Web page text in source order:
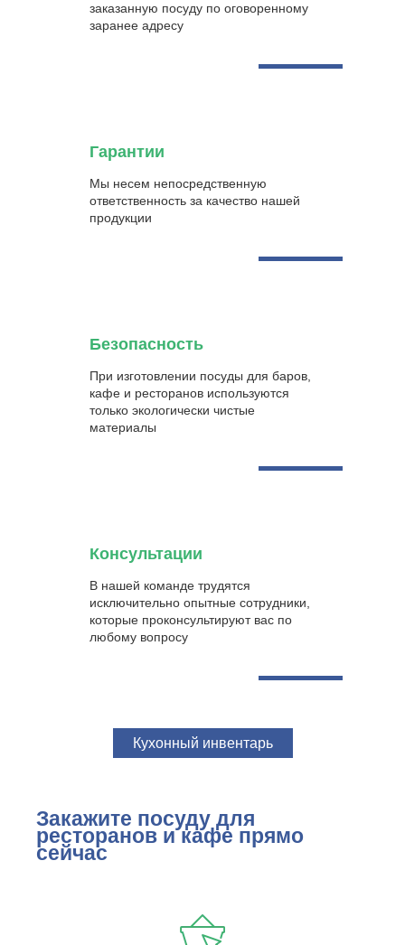
заказанную посуду по оговоренному
заранее адресу
Гарантии
Мы несем непосредственную
ответственность за качество нашей
продукции
Безопасность
При изготовлении посуды для баров,
кафе и ресторанов используются
только экологически чистые
материалы
Консультации
В нашей команде трудятся
исключительно опытные сотрудники,
которые проконсультируют вас по
любому вопросу
Кухонный инвентарь
Закажите посуду для
ресторанов и кафе прямо
сейчас